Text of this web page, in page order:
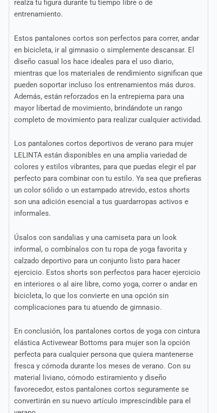
realza tu figura durante tu tiempo libre o de
entrenamiento.
Estos pantalones cortos son perfectos para correr, andar
en bicicleta, ir al gimnasio o simplemente descansar. El
diseño casual los hace ideales para el uso diario,
mientras que los materiales de rendimiento significan que
pueden soportar incluso los entrenamientos más duros.
Además, están reforzados en la entrepierna para una
mayor libertad de movimiento, brindándote un rango
completo de movimiento para realizar cualquier actividad.
Los pantalones cortos deportivos de verano para mujer
LELINTA están disponibles en una amplia variedad de
colores y estilos vibrantes, para que puedas elegir el par
perfecto para combinar con tu estilo. Ya sea que prefieras
un color sólido o un estampado atrevido, estos shorts
son una adición esencial a tus guardarropas activos e
informales.
Úsalos con sandalias y una camiseta para un look
informal, o combínalos con tu ropa de yoga favorita y
calzado deportivo para un conjunto listo para hacer
ejercicio. Estos shorts son perfectos para hacer ejercicio
en interiores o al aire libre, como yoga, correr o andar en
bicicleta, lo que los convierte en una opción sin
complicaciones para tu atuendo de gimnasio.
En conclusión, los pantalones cortos de yoga con cintura
elástica Activewear Bottoms para mujer son la opción
perfecta para cualquier persona que quiera mantenerse
fresca y cómoda durante los meses de verano. Con su
material liviano, cómodo estiramiento y diseño
favorecedor, estos pantalones cortos seguramente se
convertirán en su nuevo artículo imprescindible para el